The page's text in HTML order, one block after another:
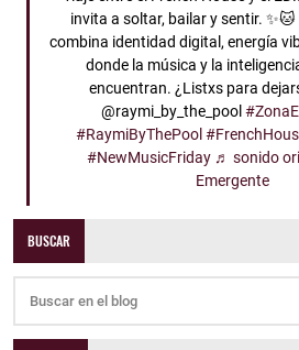
invita a soltar, bailar y sentir.
combina identidad digital, energía
donde la música y la
encuentran. ¿Listxs para
@raymi_by_the_pool
#RaymiByThePool
#NewMusicFriday ♬ sonido
Emergente
BUSCAR